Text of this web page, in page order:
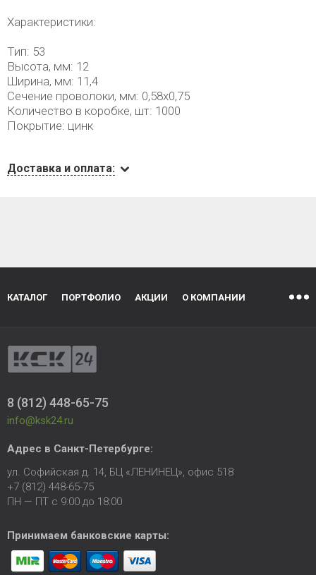
Характеристики:
Тип: 53
Высота, мм: 12
Ширина, мм: 11,4
Сечение проволоки, мм: 0,58х0,75
Количество в коробке, шт: 1000
Покрытие: цинк
Доставка и оплата:
КАТАЛОГ ПОРТФОЛИО АКЦИИ О КОМПАНИИ
8 (812) 448-65-75
info@ksk24.ru
Адрес в Санкт-Петербурге:
ул. Софийская д. 14, БЦ «ЛЕНИНЕЦ», офис 518
+7 (812) 448-65-75
ПН — ПТ с 9:00 до 18:00
Принимаем банковские карты: